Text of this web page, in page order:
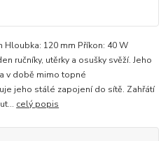
Hloubka: 120 mm Příkon: 40 W
ručníky, utěrky a osušky svěží. Jeho
v době mimo topné
jeho stálé zapojení do sítě. Zahřátí
celý popis